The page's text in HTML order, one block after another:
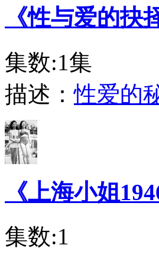
《性与爱的抉
集数:1集
描述：性爱的
《上海小姐
集数:1